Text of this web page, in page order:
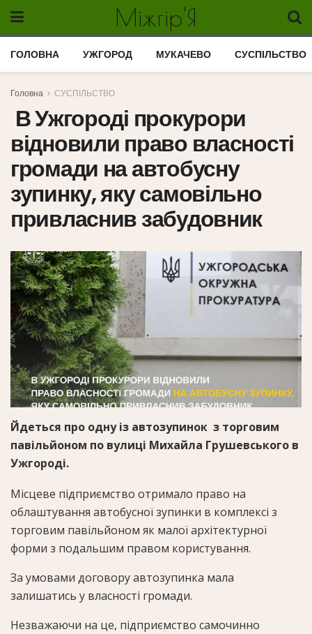
Міжгір'Я
ГОЛОВНА УЖГОРОД МУКАЧЕВО СУСПІЛЬСТВО
Головна СУСПІЛЬСТВО
В Ужгороді прокурори
відновили право власності
громади на автобусну
зупинку, яку самовільно
привласнив забудовник
Йдеться про одну із автозупинок з торговим
павільйоном по вулиці Михайла Грушевського в
Ужгороді.
Місцеве підприємство отримало право на
облаштування автобусної зупинки в комплексі з
торговим павільйоном як малої архітектурної
форми з подальшим правом користування.
За умовами договору автозупинка мала
залишатись у власності громади.
Незважаючи на це, підприємство самочинно